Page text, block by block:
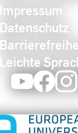
Impressum
Datenschutz
Leichte
Youtube